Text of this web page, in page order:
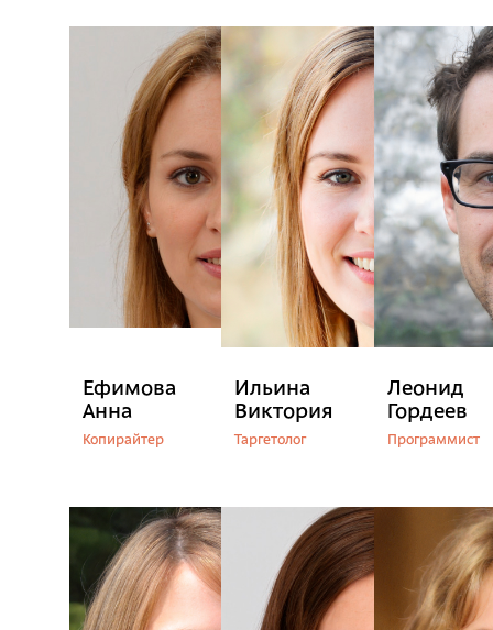
Ефимова
Анна
Копирайтер
Ильина
Виктория
Таргетолог
Леонид
Гордеев
Программист